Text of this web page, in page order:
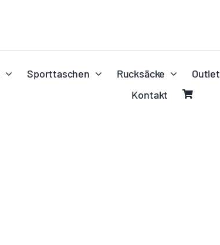
Sporttaschen Rucksäcke Outlet
Kontakt